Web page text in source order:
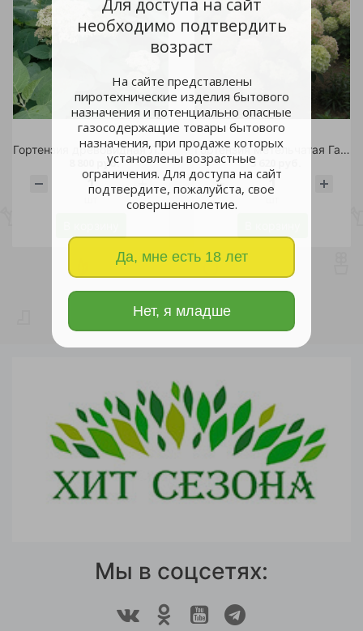
необходимо подтвердить
возраст
На сайте представлены
пиротехнические изделия бытового
назначения и потенциально опасные
газосодержащие товары бытового
назначения, при продаже которых
установлены возрастные
ограничения. Для доступа на сайт
подтвердите, пожалуйста, свое
совершеннолетие.
Да, мне есть 18 лет
Нет, я младше
Гортензия древовидная Лайм Рики С20 1шт/Hydrangea arborescens LIME RICKEY
8 800 руб.
Гортензия метельчатая Гарден Лайтс Вайтлайт С5 1шт /Garden Lights Whitelight
3 620 руб.
Мы в соцсетях: